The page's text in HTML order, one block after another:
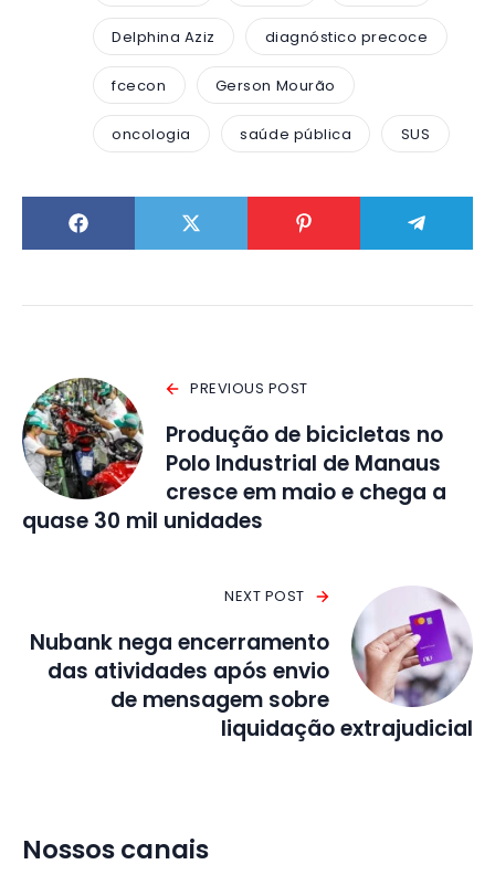
Delphina Aziz diagnóstico precoce
fcecon Gerson Mourão
oncologia saúde pública SUS
PREVIOUS POST
Produção de bicicletas no
Polo Industrial de Manaus
cresce em maio e chega a
quase 30 mil unidades
NEXT POST
Nubank nega encerramento
das atividades após envio
de mensagem sobre
liquidação extrajudicial
Nossos canais